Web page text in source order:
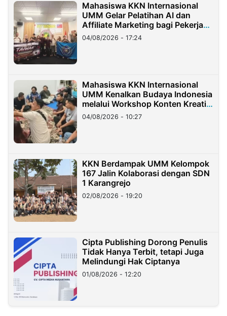
Mahasiswa KKN Internasional
UMM Gelar Pelatihan AI dan
Affiliate Marketing bagi Pekerja
Migran Indonesia di Taiwan
04/08/2026 - 17:24
Mahasiswa KKN Internasional
UMM Kenalkan Budaya Indonesia
melalui Workshop Konten Kreatif
di Taiwan
04/08/2026 - 10:27
KKN Berdampak UMM Kelompok
167 Jalin Kolaborasi dengan SDN
1 Karangrejo
02/08/2026 - 19:20
Cipta Publishing Dorong Penulis
Tidak Hanya Terbit, tetapi Juga
Melindungi Hak Ciptanya
01/08/2026 - 12:20